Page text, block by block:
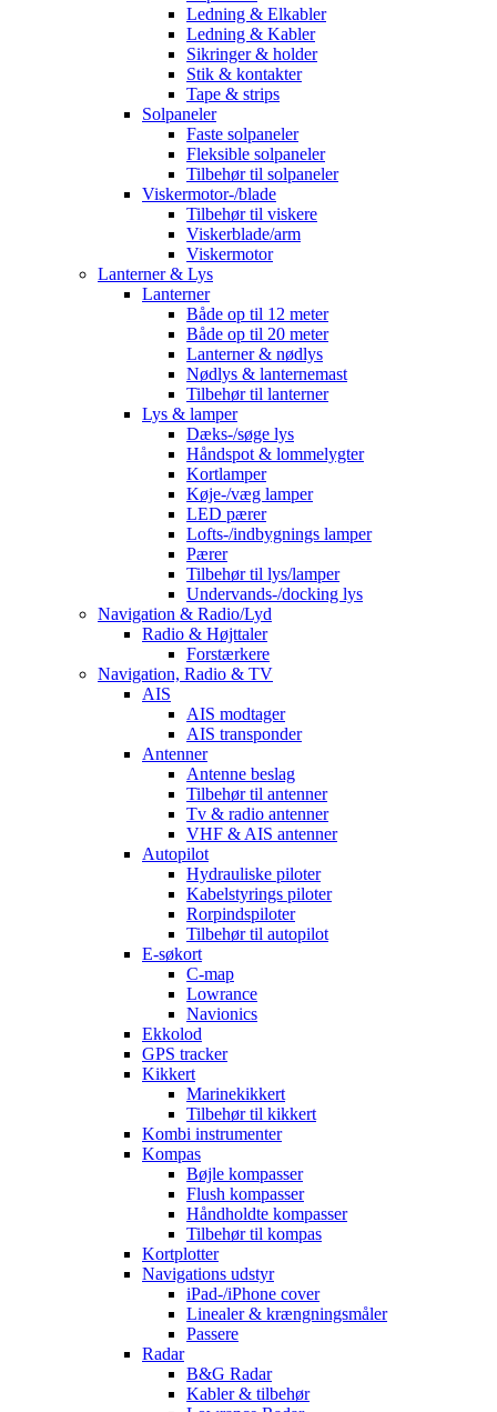
Ledning & Elkabler
Ledning & Kabler
Sikringer & holder
Stik & kontakter
Tape & strips
Solpaneler
Faste solpaneler
Fleksible solpaneler
Tilbehør til solpaneler
Viskermotor-/blade
Tilbehør til viskere
Viskerblade/arm
Viskermotor
Lanterner & Lys
Lanterner
Både op til 12 meter
Både op til 20 meter
Lanterner & nødlys
Nødlys & lanternemast
Tilbehør til lanterner
Lys & lamper
Dæks-/søge lys
Håndspot & lommelygter
Kortlamper
Køje-/væg lamper
LED pærer
Lofts-/indbygnings lamper
Pærer
Tilbehør til lys/lamper
Undervands-/docking lys
Navigation & Radio/Lyd
Radio & Højttaler
Forstærkere
Navigation, Radio & TV
AIS
AIS modtager
AIS transponder
Antenner
Antenne beslag
Tilbehør til antenner
Tv & radio antenner
VHF & AIS antenner
Autopilot
Hydrauliske piloter
Kabelstyrings piloter
Rorpindspiloter
Tilbehør til autopilot
E-søkort
C-map
Lowrance
Navionics
Ekkolod
GPS tracker
Kikkert
Marinekikkert
Tilbehør til kikkert
Kombi instrumenter
Kompas
Bøjle kompasser
Flush kompasser
Håndholdte kompasser
Tilbehør til kompas
Kortplotter
Navigations udstyr
iPad-/iPhone cover
Linealer & krængningsmåler
Passere
Radar
B&G Radar
Kabler & tilbehør